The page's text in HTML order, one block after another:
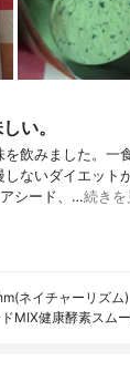
い。
を飲みました。一
しないダイエット
シード、…続きを
ネイチャーリズム)
MIX健康酵素スム